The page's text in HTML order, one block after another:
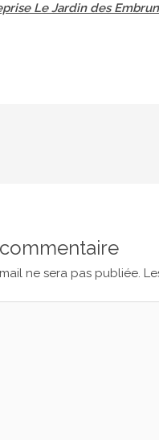
Le Jardin des
ne sera pas publiée.